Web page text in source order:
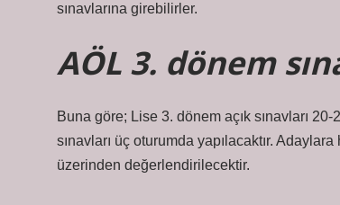
sınavlarına girebilirler.
AÖL 3. dönem
Buna göre; Lise 3. dönem açık sınavları
sınavları üç oturumda yapılacaktır.
üzerinden değerlendirilecektir.